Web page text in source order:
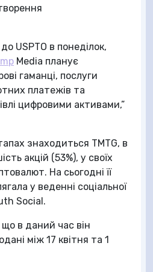
USPTO в понеділок,
Media планує
гаманці, послуги
платежів та
цифровими активами,”
знаходиться TMTG, в
акцій (53%), у своїх
На сьогодні її
у веденні соціальної
Social.
в даний час він
між 17 квітня та 1